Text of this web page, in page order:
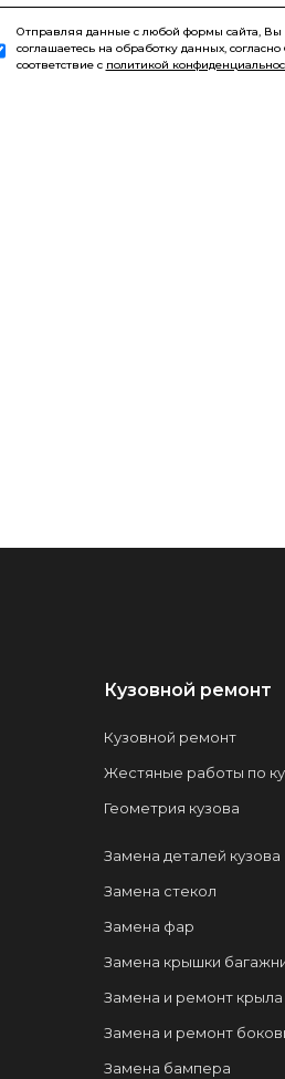
Отправляя данные с любой формы сайта, Вы
соглашаетесь на обработку данных, согласно
соответствие с политикой
Кузовной ремонт
Кузовной ремонт
Жестяные работы по
Геометрия кузова
Замена деталей кузова
Замена стекол
Замена фар
Замена крышки
Замена и ремонт крыла
Замена и ремонт
Замена бампера